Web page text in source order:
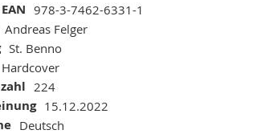
978-3-7462-6331-1
Andreas Felger
St. Benno
Hardcover
224
15.12.2022
Deutsch